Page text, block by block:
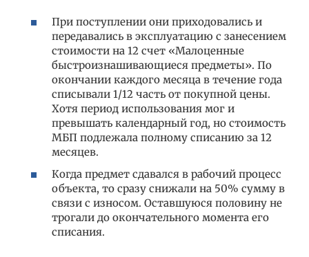
При поступлении они приходовались и
передавались в эксплуатацию с занесением
стоимости на 12 счет «Малоценные
быстроизнашивающиеся предметы». По
окончании каждого месяца в течение года
списывали 1/12 часть от покупной цены.
Хотя период использования мог и
превышать календарный год, но стоимость
МБП подлежала полному списанию за 12
месяцев.
Когда предмет сдавался в рабочий процесс
объекта, то сразу снижали на 50% сумму в
связи с износом. Оставшуюся половину не
трогали до окончательного момента его
списания.